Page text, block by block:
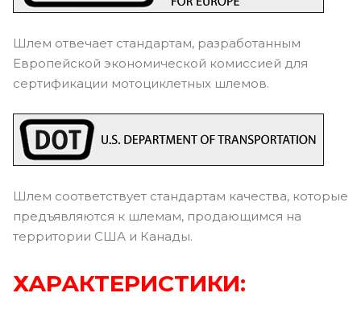
Шлем отвечает стандартам, разработанным
Европейской экономической комиссией для
сертификации мотоциклетных шлемов.
Шлем соответствует стандартам качества, которые
предъявляются к шлемам, продающимся на
территории США и Канады.
ХАРАКТЕРИСТИКИ: